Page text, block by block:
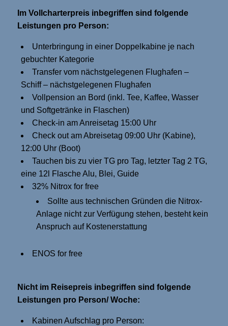
Im Vollcharterpreis inbegriffen sind folgende
Leistungen pro Person:
Unterbringung in einer Doppelkabine je nach
gebuchter Kategorie
Transfer vom nächstgelegenen Flughafen –
Schiff – nächstgelegenen Flughafen
Vollpension an Bord (inkl. Tee, Kaffee, Wasser
und Softgetränke in Flaschen)
Check-in am Anreisetag 15:00 Uhr
Check out am Abreisetag 09:00 Uhr (Kabine),
12:00 Uhr (Boot)
Tauchen bis zu vier TG pro Tag, letzter Tag 2 TG,
eine 12l Flasche Alu, Blei, Guide
32% Nitrox for free
Sollte aus technischen Gründen die Nitrox-
Anlage nicht zur Verfügung stehen, besteht kein
Anspruch auf Kostenerstattung
ENOS for free
Nicht im Reisepreis inbegriffen sind folgende
Leistungen pro Person/ Woche:
Kabinen Aufschlag pro Person: